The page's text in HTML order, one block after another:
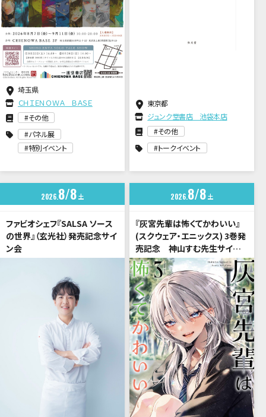
埼玉県
ＣＨＩＥＮＯＷＡ ＢＡＳＥ
その他
パネル展
特別イベント
東京都
ジュンク堂書店 池袋本店
その他
トークイベント
20268 8 土
ファビオシェフ『SALSA ソース
の世界』（玄光社）発売記念サイ
ン会
2026 8 8 土
『灰宮先輩は怖くてかわいい』
(スクウェア・エニックス) 3巻発
売記念 神山すむ先生サイン
会